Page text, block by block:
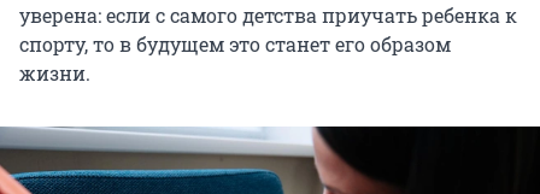
уверена: если с самого детства приучать ребенка к
спорту, то в будущем это станет его образом
жизни.